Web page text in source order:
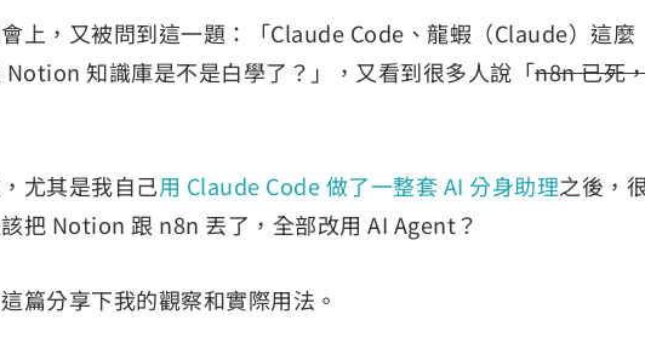
上，又被問到這一題：「Claude Code、龍蝦（Claude）這麼
知識庫是不是白學了？」，又看到很多人說「n8n 已死
尤其是我自己用 Claude Code 做了一整套 AI 分身助理之後，
把 Notion 跟 n8n 丟了，全部改用 AI Agent？
篇分享下我的觀察和實際用法。